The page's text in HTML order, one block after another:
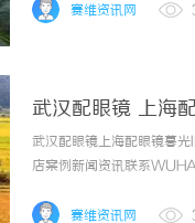
用争议。非急救转运收费
赛维资讯网
武汉配眼镜 上海
武汉配眼镜上海配眼镜暮
店案例新闻资讯联系
为基础，全场镜片40%-
赛维资讯网